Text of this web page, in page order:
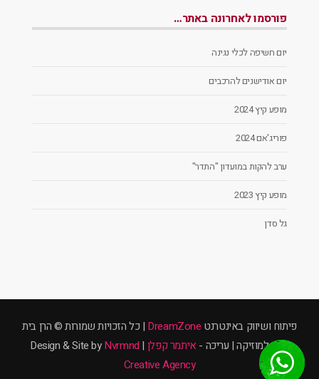
פורסמו לאחרונה באתר…
יום חשיפה לכלי נגינה
יום אודישנים להרכבים
מופע קיץ 2024
פוריג'אם 2024
ערב להקות במועדון "התדר"
מופע קיץ 2023
גל סדן
פיתוח ושיווק באינטרנט DreamZone | כל הזכויות שמורות © הרן בית
ספר למוזיקה | עריכה - איתמר קפלן | Design & Site by
Nvrmnd
Creative Agency